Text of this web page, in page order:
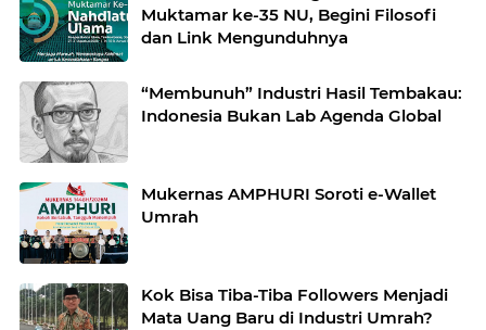
Muktamar ke-35 NU, Begini Filosofi
dan Link Mengunduhnya
“Membunuh” Industri Hasil Tembakau:
Indonesia Bukan Lab Agenda Global
Mukernas AMPHURI Soroti e-Wallet
Umrah
Kok Bisa Tiba-Tiba Followers Menjadi
Mata Uang Baru di Industri Umrah?